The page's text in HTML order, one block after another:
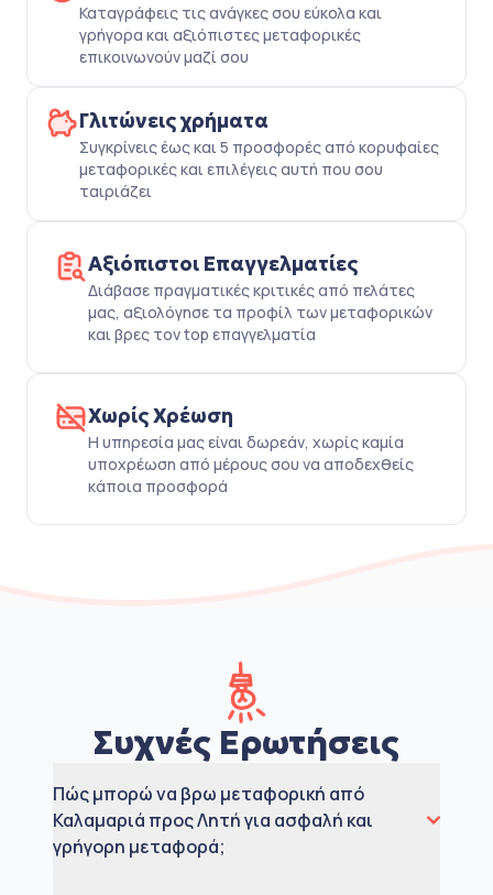
Καταγράφεις τις ανάγκες σου εύκολα και
γρήγορα και αξιόπιστες μεταφορικές
επικοινωνούν μαζί σου
Γλιτώνεις χρήματα
Συγκρίνεις έως και 5 προσφορές από κορυφαίες
μεταφορικές και επιλέγεις αυτή που σου
ταιριάζει
Αξιόπιστοι Επαγγελματίες
Διάβασε πραγματικές κριτικές από πελάτες
μας, αξιολόγησε τα προφίλ των μεταφορικών
και βρες τον top επαγγελματία
Χωρίς Χρέωση
Η υπηρεσία μας είναι δωρεάν, χωρίς καμία
υποχρέωση από μέρους σου να αποδεχθείς
κάποια προσφορά
Συχνές Ερωτήσεις
Πώς μπορώ να βρω μεταφορική από
Καλαμαριά προς Λητή για ασφαλή και
γρήγορη μεταφορά;